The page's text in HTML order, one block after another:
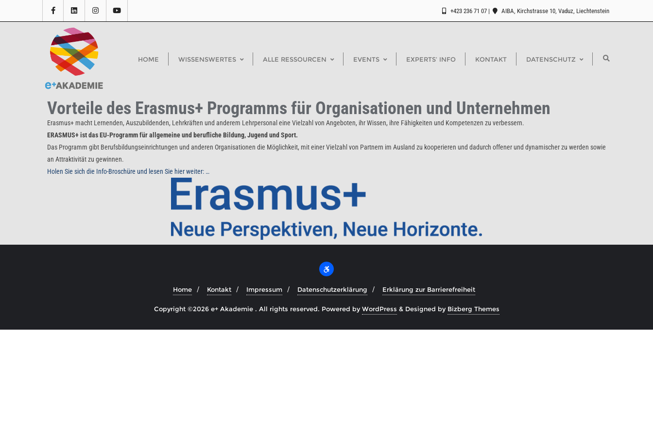
+423 236 71 07 AIBA, Kirchstrasse 10, Vaduz, Liechtenstein
HOME WISSENSWERTES ALLE RESSOURCEN EVENTS EXPERTS‘ INFO KONTAKT DATENSCHUTZ
Vorteile des Erasmus+ Programms für Organisationen und Unternehmen
Erasmus+ macht Lernenden, Auszubildenden, Lehrkräften und anderem Lehrpersonal eine Vielzahl von Angeboten, ihr Wissen, ihre Fähigkeiten und Kompetenzen zu verbessern.
ERASMUS+ ist das EU-Programm für allgemeine und berufliche Bildung, Jugend und Sport.
Das Programm gibt Berufsbildungseinrichtungen und anderen Organisationen die Möglichkeit, mit einer Vielzahl von Partnern im Ausland zu kooperieren und dadurch offener und dynamischer zu werden sowie
an Attraktivität zu gewinnen.
Holen Sie sich die Info-Broschüre und lesen Sie hier weiter: …
Home Kontakt Impressum Datenschutzerklärung Erklärung zur Barrierefreiheit
Copyright ©2026 e+ Akademie . All rights reserved. Powered byWordPress & Designed by Bizberg Themes